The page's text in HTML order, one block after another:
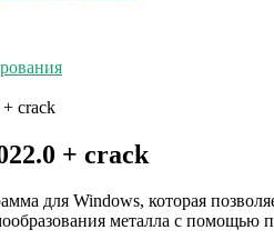
crack
+ crack
для Windows, которая
металла с помощью